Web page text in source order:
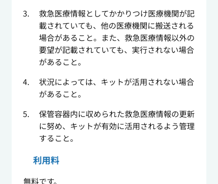
救急医療情報としてかかりつけ医療機関が記
載されていても、他の医療機関に搬送される
場合があること。また、救急医療情報以外の
要望が記載されていても、実行されない場合
があること。
状況によっては、キットが活用されない場合
があること。
保管容器内に収められた救急医療情報の更新
に努め、キットが有効に活用されるよう管理
すること。
利用料
無料です。